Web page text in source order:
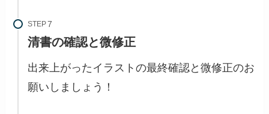
STEP
清書の確認と微修正
出来上がったイラストの最終確認と微修正のお
願いしましょう！